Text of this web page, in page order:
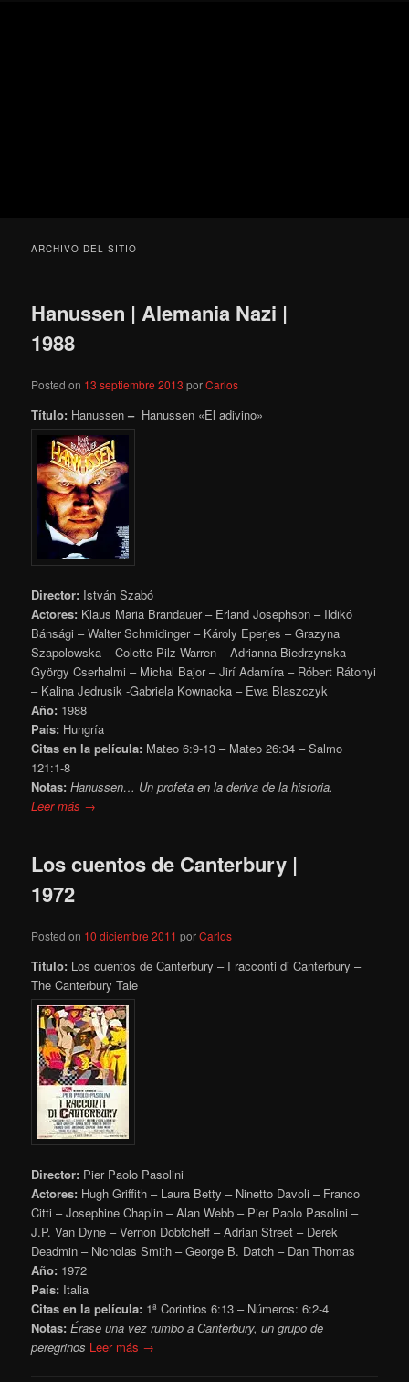
ARCHIVO DEL SITIO
Hanussen | Alemania Nazi |
1988
Posted on 13 septiembre 2013 porCarlos
Título: Hanussen – Hanussen «El adivino»
Director: István Szabó
Actores: Klaus Maria Brandauer – Erland Josephson – Ildikó
Bánsági – Walter Schmidinger – Károly Eperjes – Grazyna
Szapolowska – Colette Pilz-Warren – Adrianna Biedrzynska –
György Cserhalmi – Michal Bajor – Jirí Adamíra – Róbert Rátonyi
– Kalina Jedrusik -Gabriela Kownacka – Ewa Blaszczyk
Año: 1988
País: Hungría
Citas en la película: Mateo 6:9-13 – Mateo 26:34 – Salmo
121:1-8
Notas: Hanussen… Un profeta en la deriva de la historia.
Leer más →
Los cuentos de Canterbury |
1972
Posted on 10 diciembre 2011 porCarlos
Título: Los cuentos de Canterbury – I racconti di Canterbury –
The Canterbury Tale
Director: Pier Paolo Pasolini
Actores: Hugh Griffith – Laura Betty – Ninetto Davoli – Franco
Citti – Josephine Chaplin – Alan Webb – Pier Paolo Pasolini –
J.P. Van Dyne – Vernon Dobtcheff – Adrian Street – Derek
Deadmin – Nicholas Smith – George B. Datch – Dan Thomas
Año: 1972
País: Italia
Citas en la película: 1ª Corintios 6:13 – Números: 6:2-4
Notas:Érase una vez rumbo a Canterbury, un grupo de
peregrinos Leer más →